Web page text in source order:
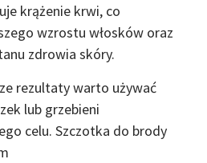
krążenie krwi, co
wzrostu włosków oraz
zdrowia skóry.
rezultaty warto używać
lub grzebieni
celu. Szczotka do brody